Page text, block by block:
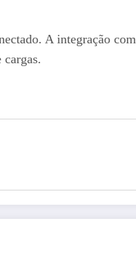
A integração
cargas.